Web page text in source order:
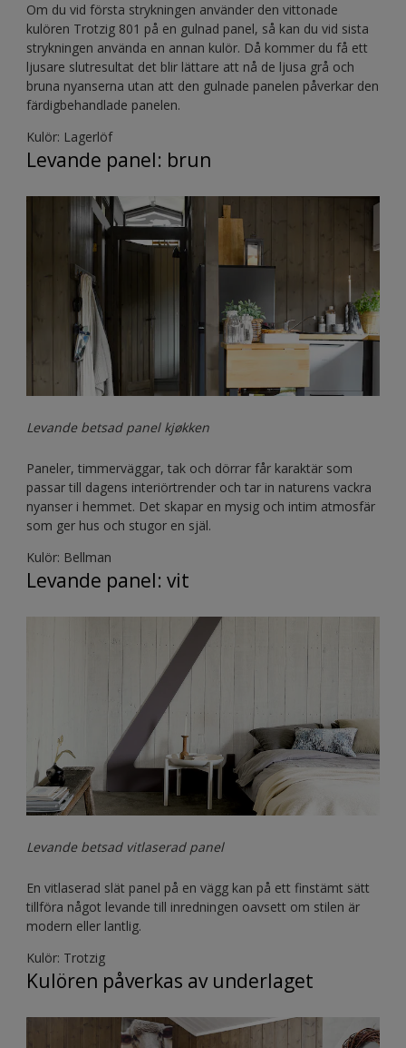
Om du vid första strykningen använder den vittonade
kulören Trotzig 801 på en gulnad panel, så kan du vid sista
strykningen använda en annan kulör. Då kommer du få ett
ljusare slutresultat det blir lättare att nå de ljusa grå och
bruna nyanserna utan att den gulnade panelen påverkar den
färdigbehandlade panelen.
Kulör: Lagerlöf
Levande panel: brun
Levande betsad panel kjøkken
Paneler, timmerväggar, tak och dörrar får karaktär som
passar till dagens interiörtrender och tar in naturens vackra
nyanser i hemmet. Det skapar en mysig och intim atmosfär
som ger hus och stugor en själ.
Kulör: Bellman
Levande panel: vit
Levande betsad vitlaserad panel
En vitlaserad slät panel på en vägg kan på ett finstämt sätt
tillföra något levande till inredningen oavsett om stilen är
modern eller lantlig.
Kulör: Trotzig
Kulören påverkas av underlaget